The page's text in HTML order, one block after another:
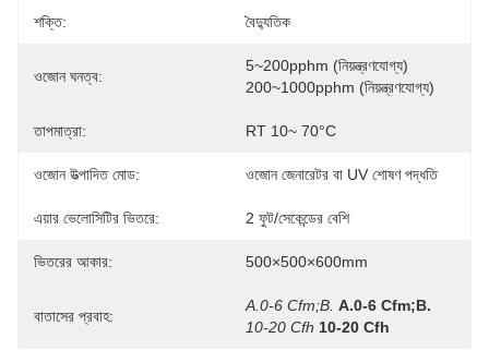
শক্তি: বৈদ্যুতিক
ওজোন ঘনত্ব:
5~200pphm (নিয়ন্ত্রণযোগ্য)
200~1000pphm (নিয়ন্ত্রণযোগ্য)
তাপমাত্রা: RT 10~ 70°C
ওজোন উত্পাদিত মোড: ওজোন জেনারেটর বা UV শোষণ পদ্ধতি
এয়ার ভেলোসিটির ভিতরে: 2 ফুট/সেকেন্ডের বেশি
ভিতরের আকার: 500×500×600mm
বাতাসের প্রবাহ:
A.0-6 Cfm;B. A.0-6 Cfm;B.
10-20 Cfh 10-20 Cfh